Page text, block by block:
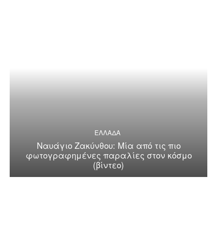
ΕΛΛΑΔΑ
Ναυάγιο Ζακύνθου: Μία από τις πιο
φωτογραφημένες παραλίες στον κόσμο
(βίντεο)